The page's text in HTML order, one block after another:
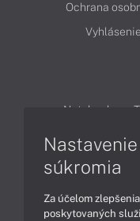
Ochrana
Notebooky
súkromia
Za účelom
poskytovaných